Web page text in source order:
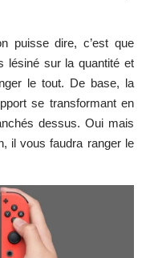
puisse dire, c’est que
lésiné sur la quantité et
le tout. De base, la
se transformant en
dessus. Oui mais
il vous faudra ranger le